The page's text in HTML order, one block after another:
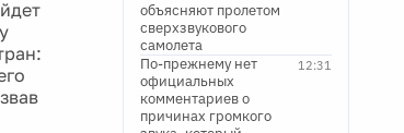
объясняют пролетом
сверхзвукового
самолета
12:31
По-прежнему нет
официальных
комментариев о
причинах громкого